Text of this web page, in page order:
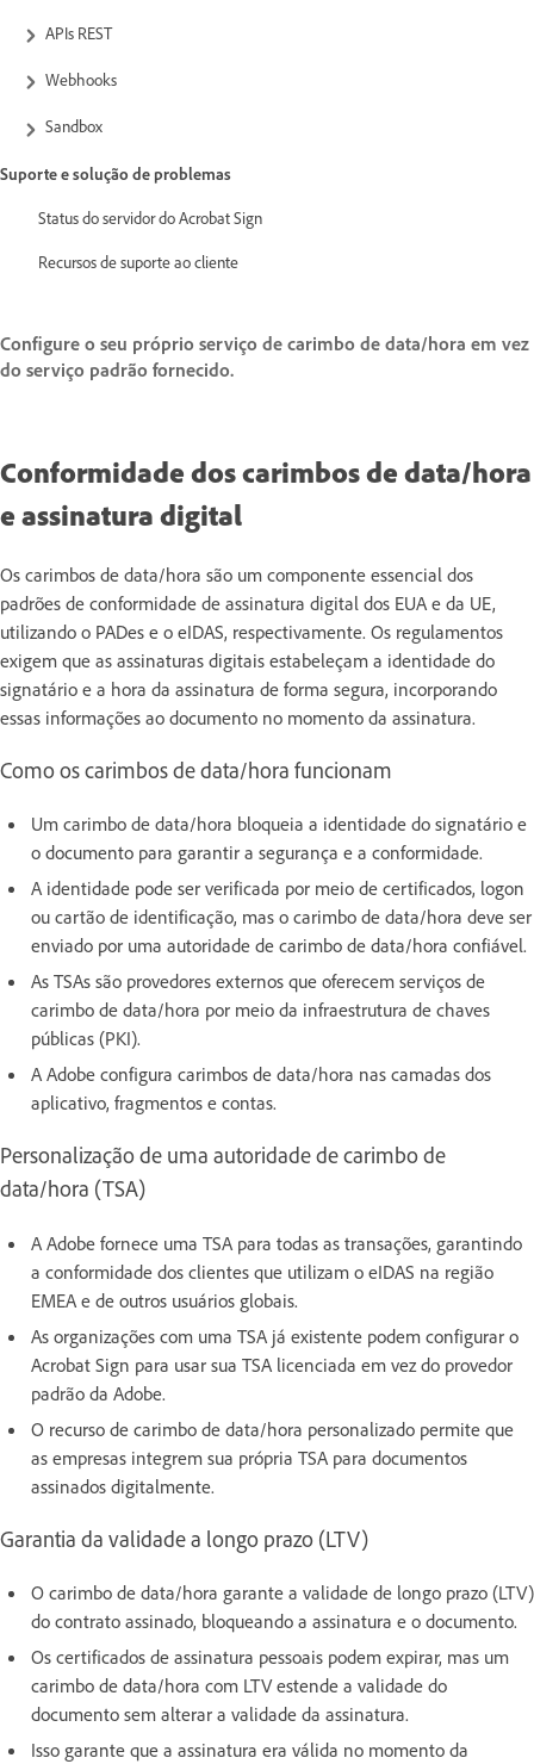
APIs REST
Webhooks
Sandbox
Suporte e solução de problemas
Status do servidor do Acrobat Sign
Recursos de suporte ao cliente
Configure o seu próprio serviço de carimbo de data/hora em vez
do serviço padrão fornecido.
Conformidade dos carimbos de data/hora
e assinatura digital
Os carimbos de data/hora são um componente essencial dos
padrões de conformidade de assinatura digital dos EUA e da UE,
utilizando o PADes e o eIDAS, respectivamente. Os regulamentos
exigem que as assinaturas digitais estabeleçam a identidade do
signatário e a hora da assinatura de forma segura, incorporando
essas informações ao documento no momento da assinatura.
Como os carimbos de data/hora funcionam
Um carimbo de data/hora bloqueia a identidade do signatário e
o documento para garantir a segurança e a conformidade.
A identidade pode ser verificada por meio de certificados, logon
ou cartão de identificação, mas o carimbo de data/hora deve ser
enviado por uma autoridade de carimbo de data/hora confiável.
As TSAs são provedores externos que oferecem serviços de
carimbo de data/hora por meio da infraestrutura de chaves
públicas (PKI).
A Adobe configura carimbos de data/hora nas camadas dos
aplicativo, fragmentos e contas.
Personalização de uma autoridade de carimbo de
data/hora (TSA)
A Adobe fornece uma TSA para todas as transações, garantindo
a conformidade dos clientes que utilizam o eIDAS na região
EMEA e de outros usuários globais.
As organizações com uma TSA já existente podem configurar o
Acrobat Sign para usar sua TSA licenciada em vez do provedor
padrão da Adobe.
O recurso de carimbo de data/hora personalizado permite que
as empresas integrem sua própria TSA para documentos
assinados digitalmente.
Garantia da validade a longo prazo (LTV)
O carimbo de data/hora garante a validade de longo prazo (LTV)
do contrato assinado, bloqueando a assinatura e o documento.
Os certificados de assinatura pessoais podem expirar, mas um
carimbo de data/hora com LTV estende a validade do
documento sem alterar a validade da assinatura.
Isso garante que a assinatura era válida no momento da